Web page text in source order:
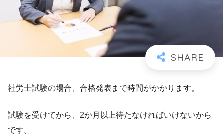
社労士試験の場合、合格発表まで時間がかかります。
試験を受けてから、2か月以上待たなければいけないから
です。